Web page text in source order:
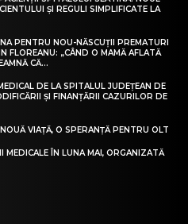
ȘI REGULI SIMPLIFICATE LA
PENTRU NOU-NĂSCUȚII PREMATURI
FLOREANU: „CÂND O MAMĂ AFLATĂ
CĂ...
DE LA SPITALUL JUDEȚEAN DE
ȘI FINANȚĂRII CAZURILOR DE
VIAȚĂ, O SPERANȚĂ PENTRU OLT
MEDICALE ÎN LUNA MAI, ORGANIZATĂ